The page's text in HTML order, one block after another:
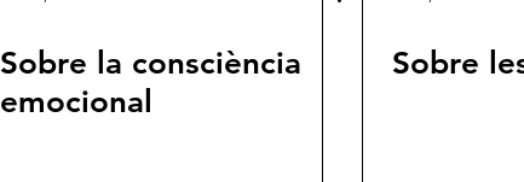
Sobre la consciència
emocional
Sobre